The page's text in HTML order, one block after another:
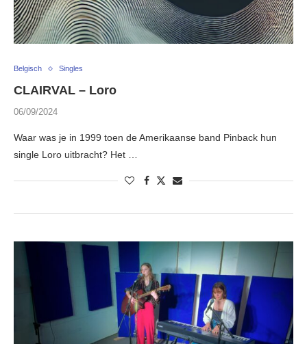
Belgisch Singles
CLAIRVAL – Loro
06/09/2024
Waar was je in 1999 toen de Amerikaanse band Pinback hun
single Loro uitbracht? Het …